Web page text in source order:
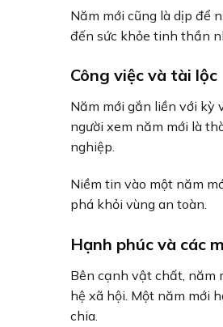
Năm mới cũng là dịp để
đến sức khỏe tinh thần
Công việc và tài lộc
Năm mới gắn liền với kỳ
người xem năm mới là
nghiệp.
Niềm tin vào một năm
phá khỏi vùng an toàn.
Hạnh phúc và các
Bên cạnh vật chất, năm
hệ xã hội. Một năm mới
chia.